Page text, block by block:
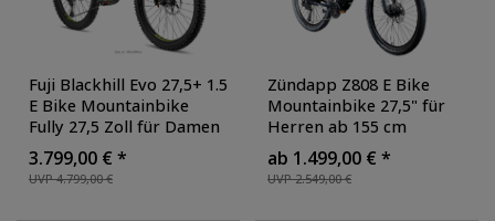
Fuji Blackhill Evo 27,5+ 1.5
E Bike Mountainbike
Fully 27,5 Zoll für Damen
und Herren ab 165 cm
Pedelec Bosch Elektro
Bikes Fahrrad
UVP 4.799,00 €
3.799,00 € *
Zündapp Z808 E Bike
Mountainbike 27,5" für
Herren ab 155 cm
Pedelec 10 Gang
Elektrofahrrad 540Wh
Scheibenbremsen
UVP 2.549,00 €
ab 1.499,00 € *